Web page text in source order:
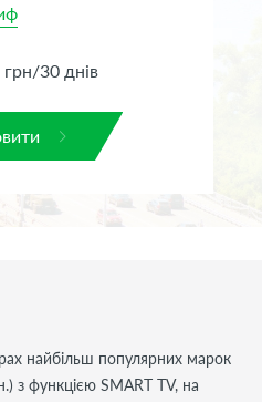
грн/30 днів
найбільш популярних марок
з функцією SMART TV, на